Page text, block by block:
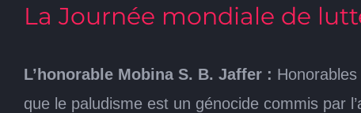
La Journée mondiale de
L’honorable Mobina S. B. Jaffer :
que le paludisme est un génocide commis par